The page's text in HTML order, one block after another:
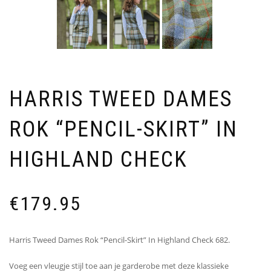
HARRIS TWEED DAMES
ROK “PENCIL-SKIRT” IN
HIGHLAND CHECK
€179.95
Harris Tweed Dames Rok “Pencil-Skirt” In Highland Check 682.
Voeg een vleugje stijl toe aan je garderobe met deze klassieke